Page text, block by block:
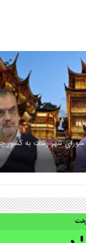
شورای شهر رشت به کشور